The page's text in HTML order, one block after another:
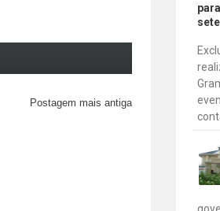
Postagem mais antiga